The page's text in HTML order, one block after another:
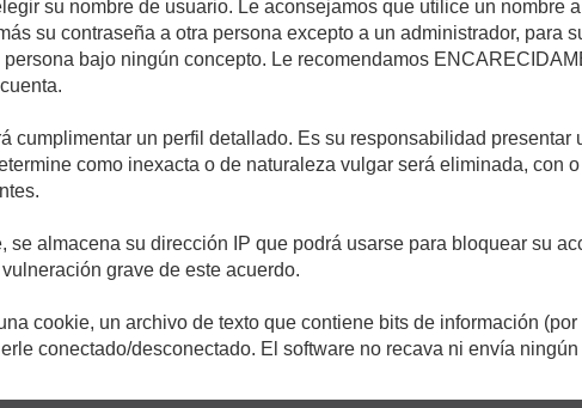
su nombre de usuario. Le aconsejamos que utilice un nombre
su contraseña a otra persona excepto a un administrador, para
bajo ningún concepto. Le recomendamos
cumplimentar un perfil detallado. Es su responsabilidad
como inexacta o de naturaleza vulgar será eliminada, con
se almacena su dirección IP que podrá usarse para bloquear su
grave de este acuerdo.
cookie, un archivo de texto que contiene bits de información
conectado/desconectado. El software no recava ni envía